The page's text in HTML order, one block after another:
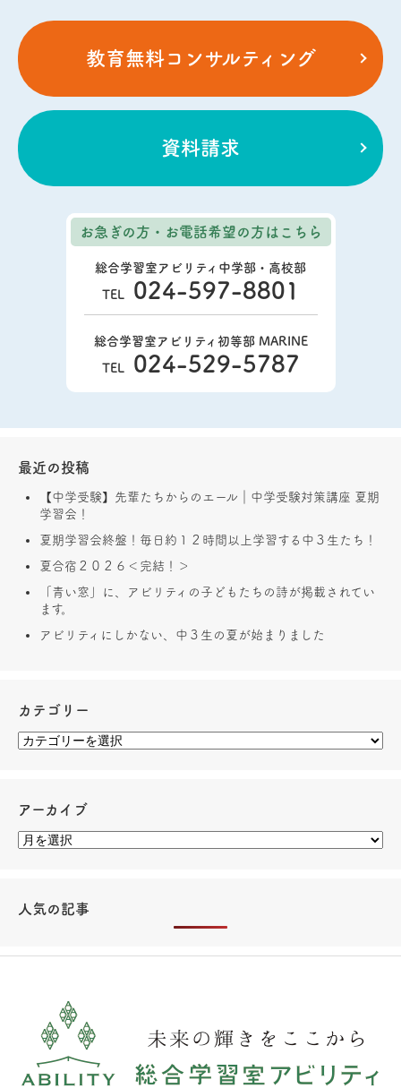
教育無料コンサルティング
資料請求
お急ぎの方・お電話希望の方はこちら
総合学習室アビリティ中学部・高校部
TEL 024-597-8801
総合学習室アビリティ初等部 MARINE
TEL 024-529-5787
最近の投稿
【中学受験】先輩たちからのエール｜中学受験対策講座 夏期
学習会！
夏期学習会終盤！毎日約１２時間以上学習する中３生たち！
夏合宿２０２６＜完結！＞
「青い窓」に、アビリティの子どもたちの詩が掲載されてい
ます。
アビリティにしかない、中３生の夏が始まりました
カテゴリー
アーカイブ
人気の記事